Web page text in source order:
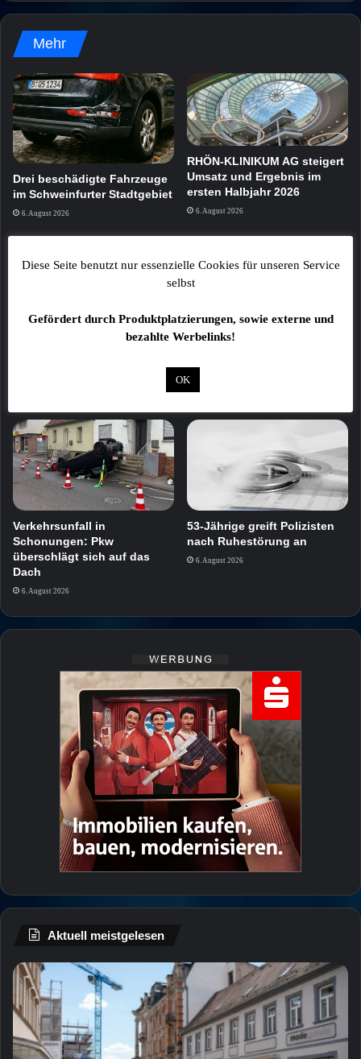
Mehr
Drei beschädigte Fahrzeuge
im Schweinfurter Stadtgebiet
6. August 2026
RHÖN-KLINIKUM AG steigert
Umsatz und Ergebnis im
ersten Halbjahr 2026
6. August 2026
Katze in Transportbox am
Main-Rhön: Ersthelfer-App
Verkehrsunfall in
Schonungen: Pkw
überschlägt sich auf das
Dach
6. August 2026
53-Jährige greift Polizisten
nach Ruhestörung an
6. August 2026
Aktuell meistgelesen
Diese Seite benutzt nur essenzielle Cookies für unseren Service
selbst
Gefördert durch Produktplatzierungen, sowie externe und
bezahlte Werbelinks!
OK